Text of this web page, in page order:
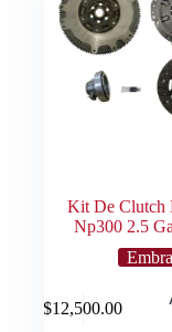
Kit De Clutch
Np300 2.5
$12,500.00